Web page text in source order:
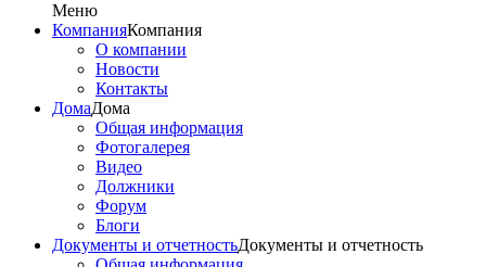
Меню
КомпанияКомпания
О компании
Новости
Контакты
ДомаДома
Общая информация
Фотогалерея
Видео
Должники
Форум
Блоги
Документы и отчетностьДокументы и отчетность